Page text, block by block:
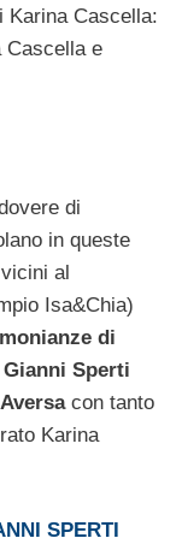
Karina Cascella:
Cascella e
di
in queste
al
Isa&Chia)
di
Sperti
con tanto
Karina
SPERTI